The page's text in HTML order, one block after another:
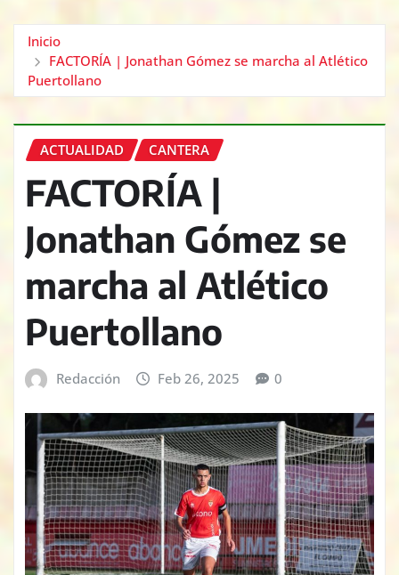
Inicio
FACTORÍA | Jonathan Gómez se marcha al Atlético
Puertollano
ACTUALIDAD CANTERA
FACTORÍA |
Jonathan Gómez se
marcha al Atlético
Puertollano
Redacción Feb 26, 2025 0